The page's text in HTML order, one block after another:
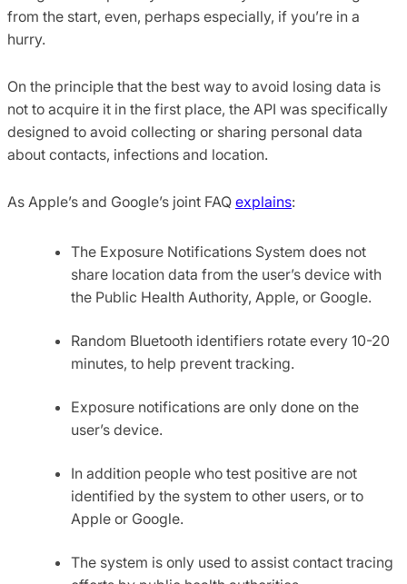
from the start, even, perhaps especially, if you’re in a
hurry.
On the principle that the best way to avoid losing data is
not to acquire it in the first place, the API was specifically
designed to avoid collecting or sharing personal data
about contacts, infections and location.
As Apple’s and Google’s joint FAQ explains:
The Exposure Notifications System does not
share location data from the user’s device with
the Public Health Authority, Apple, or Google.
Random Bluetooth identifiers rotate every 10-20
minutes, to help prevent tracking.
Exposure notifications are only done on the
user’s device.
In addition people who test positive are not
identified by the system to other users, or to
Apple or Google.
The system is only used to assist contact tracing